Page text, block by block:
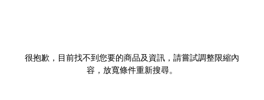
很抱歉，目前找不到您要的商品及資訊，請嘗試調整限縮內
容，放寬條件重新搜尋。